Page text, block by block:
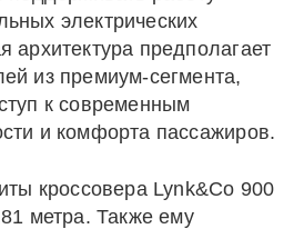
электрических
архитектура предполагает
из премиум-сегмента,
к современным
и комфорта пассажиров.
кроссовера Lynk&Co 900
метра. Также ему